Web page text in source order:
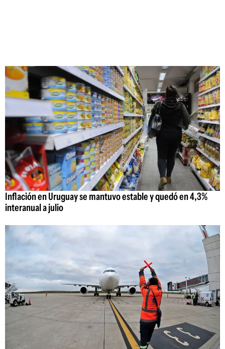
Inflación en Uruguay se mantuvo estable y quedó en 4,3%
interanual a julio